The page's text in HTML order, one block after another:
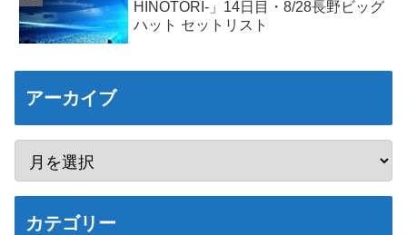
HINOTORI-」14日目・8/28長野ビッグ
ハット セットリスト
アーカイブ
カテゴリー